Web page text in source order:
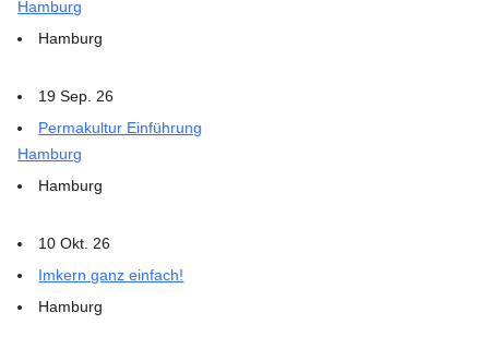
Hamburg
Hamburg
19 Sep. 26
Permakultur Einführung
Hamburg
Hamburg
10 Okt. 26
Imkern ganz einfach!
Hamburg